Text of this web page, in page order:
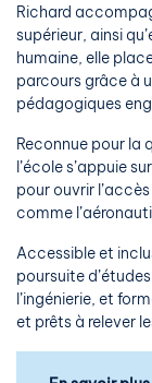
Richard
supérieur, ainsi
humaine, elle
parcours grâce à
pédagogiques
Reconnue pour la
l’école s’appuie
pour ouvrir
comme
Accessible et
poursuite
l’ingénierie, et
et prêts à relever